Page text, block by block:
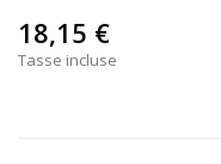
18,15 €
Tasse incluse